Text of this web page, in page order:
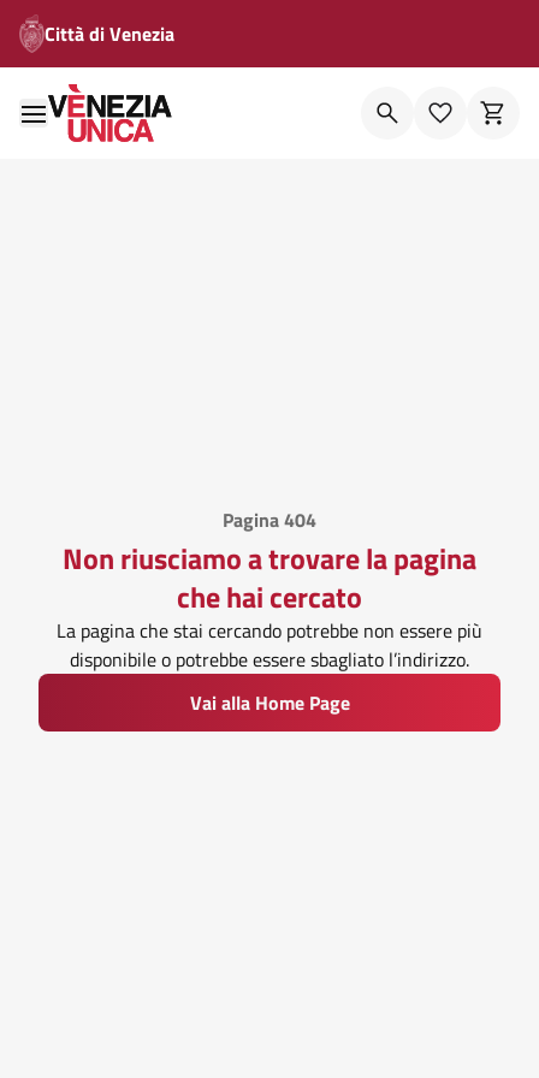
Città di Venezia
Pagina 404
Non riusciamo a trovare la pagina
che hai cercato
La pagina che stai cercando potrebbe non essere più
disponibile o potrebbe essere sbagliato l’indirizzo.
Vai alla Home Page